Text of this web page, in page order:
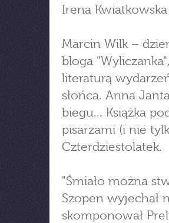
Irena
Marcin Wilk –
bloga
literaturą
słońca. Anna
biegu... Książka
pisarzami (i nie
Czterdziestolatek.
"Śmiało można
Szopen wyjechał
skomponował